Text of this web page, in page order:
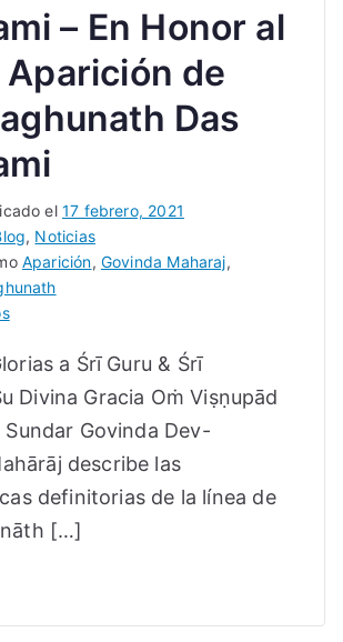
– En Honor al
Aparición de
Das
el 17 febrero, 2021
, Noticias
Aparición, Govinda Maharaj,
en
Línea
de
Das
Goswami
–
Honor
a Śrī Guru & Śrī
Divina Gracia Oṁ Viṣṇupād
Govinda Dev-
describe las
definitorias de la línea de
[…]